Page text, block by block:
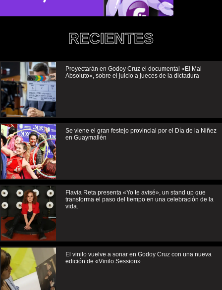
RECIENTES
Proyectarán en Godoy Cruz el documental «El Mal
Absoluto», sobre el juicio a jueces de la dictadura
Se viene el gran festejo provincial por el Día de la Niñez
en Guaymallén
Flavia Reta presenta «Yo te avisé», un stand up que
transforma el paso del tiempo en una celebración de la
vida.
El vinilo vuelve a sonar en Godoy Cruz con una nueva
edición de «Vinilo Session»